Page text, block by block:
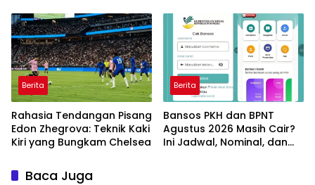
Manfaatnya
Berita
Rahasia Tendangan Pisang
Edon Zhegrova: Teknik Kaki
Kiri yang Bungkam Chelsea
Berita
Bansos PKH dan BPNT
Agustus 2026 Masih Cair?
Ini Jadwal, Nominal, dan
Baca Juga